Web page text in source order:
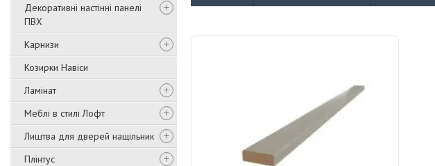
Декоративні настінні панелі
ПВХ
Карнизи
Козирки Навіси
Ламінат
Меблі в стилі Лофт
Лиштва для дверей нащільник
Плінтус